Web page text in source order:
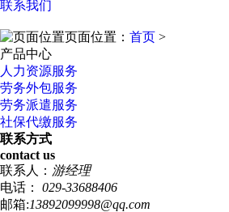
联系我们
页面位置： 首页 >
产品中心
人力资源服务
劳务外包服务
劳务派遣服务
社保代缴服务
联系方式
contact us
联系人： 游经理
电话： 029-33688406
邮箱:13892099998@qq.com